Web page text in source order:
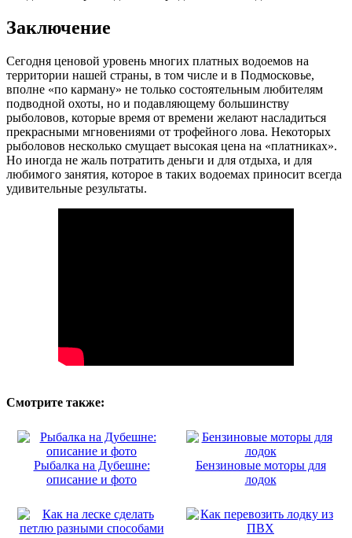
Заключение
Сегодня ценовой уровень многих платных водоемов на
территории нашей страны, в том числе и в Подмосковье,
вполне «по карману» не только состоятельным любителям
подводной охоты, но и подавляющему большинству
рыболовов, которые время от времени желают насладиться
прекрасными мгновениями от трофейного лова. Некоторых
рыболовов несколько смущает высокая цена на «платниках».
Но иногда не жаль потратить деньги и для отдыха, и для
любимого занятия, которое в таких водоемах приносит всегда
удивительные результаты.
Смотрите также:
Рыбалка на Дубешне:
описание и фото
Бензиновые моторы для
лодок